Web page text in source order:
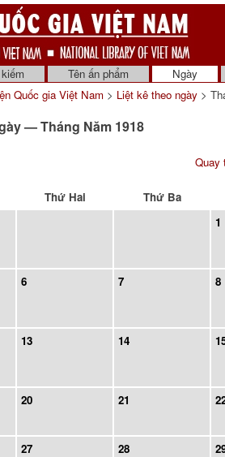
Tên ấn phẩm
Ngày
Quốc gia Việt Nam > Liệt kê theo ngày >
— Tháng Năm 1918
Quay
Thứ Hai
Thứ Ba
1
6 7 8
13 14
20 21
27 28